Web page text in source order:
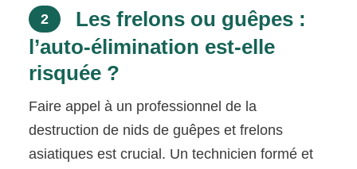
2
Les frelons ou guêpes :
l’auto-élimination est-elle
risquée ?
Faire appel à un professionnel de la
destruction de nids de guêpes et frelons
asiatiques est crucial. Un technicien formé et